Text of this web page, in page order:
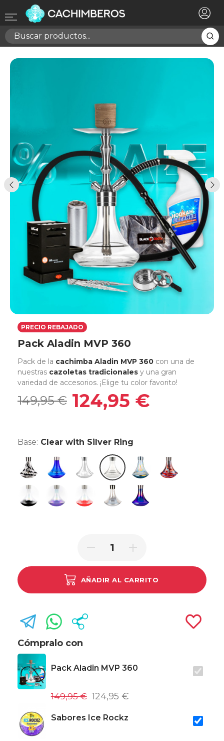
PRECIO REBAJADO
Pack Aladin MVP 360
Pack de la cachimba Aladin MVP 360 con una de
nuestras cazoletas tradicionales y una gran
variedad de accesorios. ¡Elige tu color favorito!
149,95 € 124,95 €
Base: Clear with Silver Ring
Black StripesBlue with silver ring
Clear patternClear with Silver Ring
Rainbow Red stripes
Shiny Bottom Black
Shiny bottom Blue
Shiny Bottom Red
Shiny ClearShiny Full Blue
AÑADIR AL CARRITO
Cómpralo con
Pack Aladin MVP 360
149,95 € 124,95 €
Sabores Ice Rockz
Registrarse ×
Necesitas hacer login para guardar productos en tu
lista de deseos